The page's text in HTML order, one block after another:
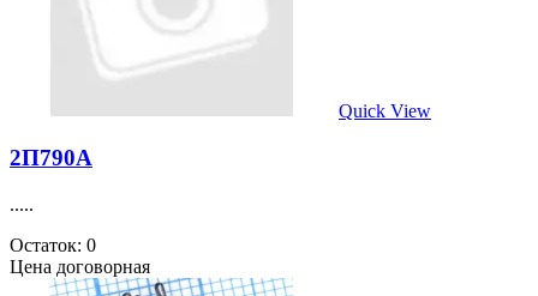
Quick View
2П790А
.....
Остаток: 0
Цена договорная